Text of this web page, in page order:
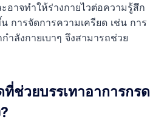
อาจทำให้ร่างกายไวต่อความรู้สึก
การจัดการความเครียด เช่น การ
ลังกายเบาๆ จึงสามารถช่วย
ช่วยบรรเทาอาการกรด